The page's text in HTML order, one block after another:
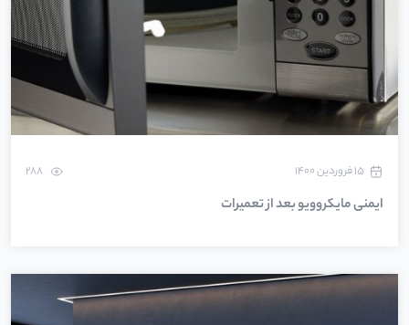
۱۵ فروردین ۱۴۰۰
ایمنی مایکروویو بعد از تعمیرات